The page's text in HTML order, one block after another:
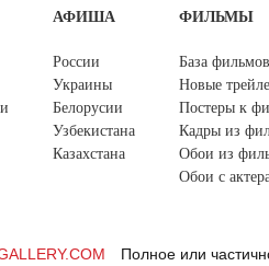
АФИША
России
Украины
Белорусии
Узбекистана
Казахстана
ФИЛЬМЫ
База фильмов
Новые
Постеры к
Кадры из
Обои из
Обои с
Полное или